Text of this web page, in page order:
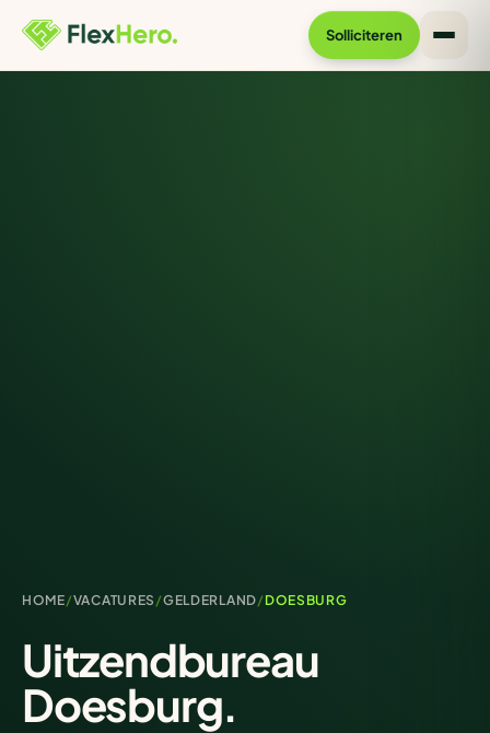
Solliciteren
HOME/VACATURES /GELDERLAND/ DOESBURG
Uitzendbureau
Doesburg.